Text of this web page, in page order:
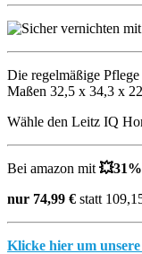
Die regelmäßige
Maßen 32,5 x 34,3 x
Wähle den Leitz IQ
Bei amazon mit 💥
nur 74,99 € statt
Klicke hier um